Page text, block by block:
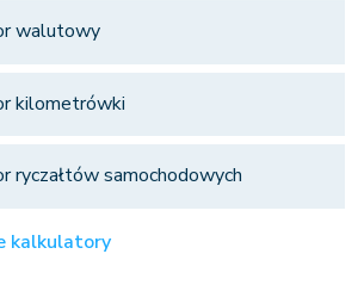
walutowy
kilometrówki
ryczałtów samochodowych
kalkulatory